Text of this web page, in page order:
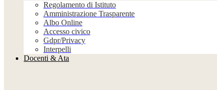
Regolamento di Istituto
Amministrazione Trasparente
Albo Online
Accesso civico
Gdpr/Privacy
Interpelli
Docenti & Ata